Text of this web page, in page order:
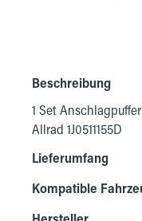
Beschreibung
1 Set
Allrad 1J0511155D
Lieferumfang
Kompatible